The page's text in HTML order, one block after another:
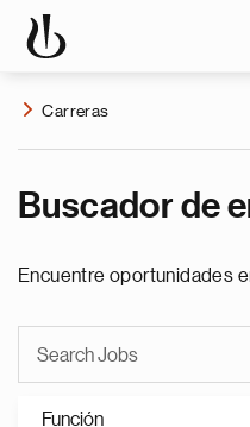
Carreras
Buscador de
Encuentre oportunidades
Función